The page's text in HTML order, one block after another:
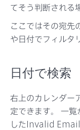
てそう判断される
ここではその宛先
や日付でフィルタ
日付で検索
右上のカレンダー
定できます。 一
したInvalid Email